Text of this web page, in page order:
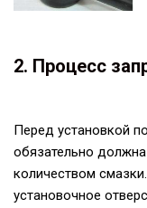
2. Процесс
Перед установкой
обязательно
количеством
установочное